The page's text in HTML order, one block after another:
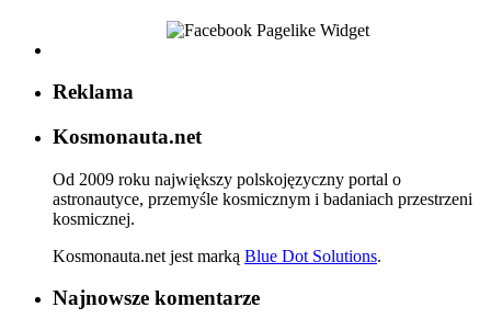
Reklama
Kosmonauta.net
Od 2009 roku największy polskojęzyczny portal o
astronautyce, przemyśle kosmicznym i badaniach przestrzeni
kosmicznej.
Kosmonauta.net jest marką Blue Dot Solutions.
Najnowsze komentarze